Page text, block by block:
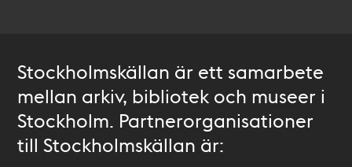
Stockholmskällan är ett samarbete
mellan arkiv, bibliotek och museer i
Stockholm. Partnerorganisationer
till Stockholmskällan är: